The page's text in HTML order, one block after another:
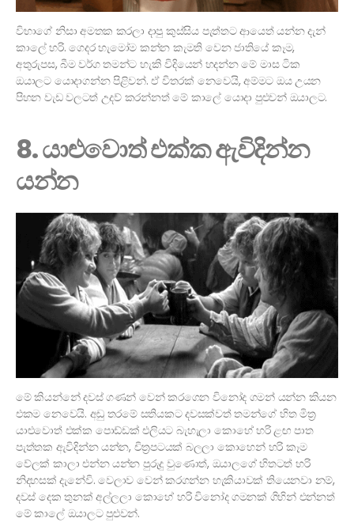
විභාගේ නිසා අමතක කරලා දාපු කුස්සිය පැත්තට ආයෙත් යන්න දැන්
කාලේ හරි. ගෙදර හැමෝම කන්න කැමති වෙන ජාතියේ කෑම,
අතුරුපස, බීම වර්ග තමන්ට හැකි විදියෙන් හදන්න මේ මාස ටික
ඔයාලට යොදාගන්න පිළිවන්. ඒ විතරක් නෙවෙයි, අම්මට ඔය උයන
පිහන වැඩ වලටත් උදව් කරන්නත් මේ කාලේ යොදා පුළුවන් ඔයාලට.
8. යාළුවොත් එක්ක ඇවිදින්න
යන්න
මේ කියන්නේ දවස් ගණන් වෙන් කරගෙන විනෝද ගමන් යන්න කියන
එකම නෙවෙයි. අඩු තරමේ සතියකට දවසක්වත් තමන්ගේ හිත මිත්‍ර
යාළුවොත් එක්ක පොඩ්ඩක් එලියට බැහැලා කොහේ හරි ළඟ පාත
පැත්තක ඇවිදින්න යන්න, චිත්‍රපටයක් බලලා කොහෙන් හරි කෑම
වේලක් කාලා එන්න යන්න පුරුදු වුණොත්, ඔයාලගේ හිතටත් හරි
නිදහසක් දැනේවි. වෙලාව වෙන් කරගන්න හැකියාවක් තියෙනවා නම්,
දවස් දෙක තුනක් අල්ලලා කොහේ හරි විනෝද ගමනක් ගිහින් එන්නත්
මේ කාලේ ඔයාලට පුළුවන්.